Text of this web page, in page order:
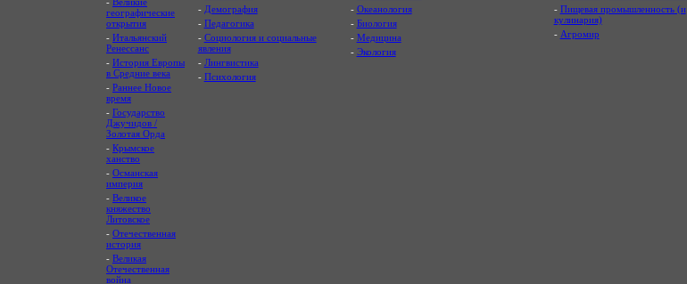
географические
открытия
- Итальянский
Ренессанс
- История Европы
в Средние века
- Раннее Новое
время
- Государство
Джучидов /
Золотая Орда
- Крымское
ханство
- Османская
империя
- Великое
княжество
Литовское
- Отечественная
история
- Великая
Отечественная
война
- Демография
- Педагогика
- Социология и социальные
явления
- Лингвистика
- Психология
- Океанология
- Биология
- Медицина
- Экология
- Пищевая промышленность (и
кулинария)
- Агромир